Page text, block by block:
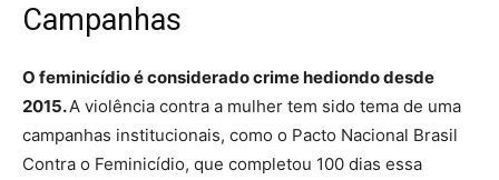
Campanhas
O feminicídio é considerado crime hediondo desde
2015.A violência contra a mulher tem sido tema de uma
campanhas institucionais, como o Pacto Nacional Brasil
Contra o Feminicídio, que completou 100 dias essa